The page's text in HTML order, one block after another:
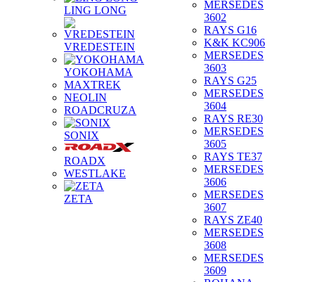
LING LONG
VREDESTEIN
YOKOHAMA
MAXTREK
NEOLIN
ROADCRUZA
SONIX
ROADX
WESTLAKE
ZETA
MERSEDES
3602
RAYS G16
K&K KC906
MERSEDES
3603
RAYS G25
MERSEDES
3604
RAYS RE30
MERSEDES
3605
RAYS TE37
MERSEDES
3606
MERSEDES
3607
RAYS ZE40
MERSEDES
3608
MERSEDES
3609